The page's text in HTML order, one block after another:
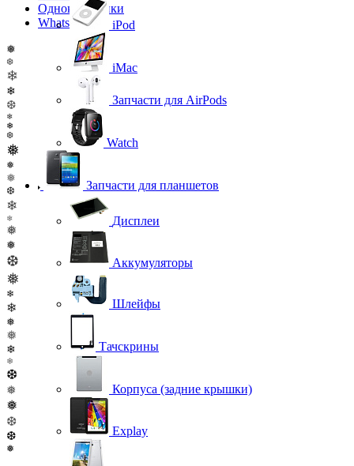
Одноклассники
WhatsApp
❅
❆
❄
❄
❆
❄
❄
❆
❅
❅
❅
❆
❄
❄
❅
❅
❆
❅
❄
❄
❅
❅
❄
❄
❆
❅
❅
❆
❆
❅
iPod
iMac
Запчасти для AirPods
Watch
Запчасти для планшетов
Дисплеи
Аккумуляторы
Шлейфы
Тачскрины
Корпуса (задние крышки)
Explay